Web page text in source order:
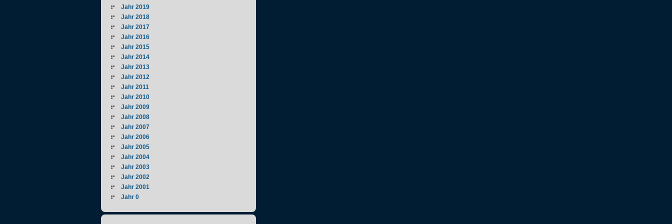
Jahr 2019
Jahr 2018
Jahr 2017
Jahr 2016
Jahr 2015
Jahr 2014
Jahr 2013
Jahr 2012
Jahr 2011
Jahr 2010
Jahr 2009
Jahr 2008
Jahr 2007
Jahr 2006
Jahr 2005
Jahr 2004
Jahr 2003
Jahr 2002
Jahr 2001
Jahr 0